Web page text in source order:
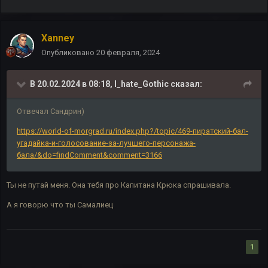
Xanney
Опубликовано 20 февраля, 2024
В 20.02.2024 в 08:18, I_hate_Gothic сказал:
Отвечал Сандрин)
https://world-of-morgrad.ru/index.php?/topic/469-пиратский-бал-
угадайка-и-голосование-за-лучшего-персонажа-
бала/&do=findComment&comment=3166
Ты не путай меня. Она тебя про Капитана Крюка спрашивала.
А я говорю что ты Самалиец
1